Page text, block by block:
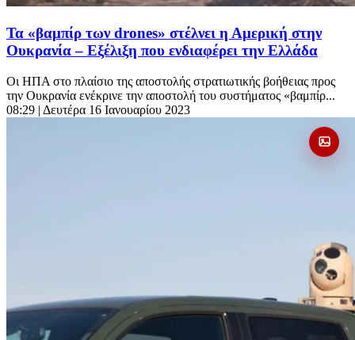
Τα «βαμπίρ των drones» στέλνει η Αμερική στην
Ουκρανία – Εξέλιξη που ενδιαφέρει την Ελλάδα
Οι ΗΠΑ στο πλαίσιο της αποστολής στρατιωτικής βοήθειας προς
την Ουκρανία ενέκρινε την αποστολή του συστήματος «βαμπίρ...
08:29 | Δευτέρα 16 Ιανουαρίου 2023